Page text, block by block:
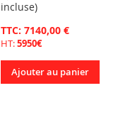
incluse)
TTC: 7140,00 €
HT:5950€
Ajouter au panier